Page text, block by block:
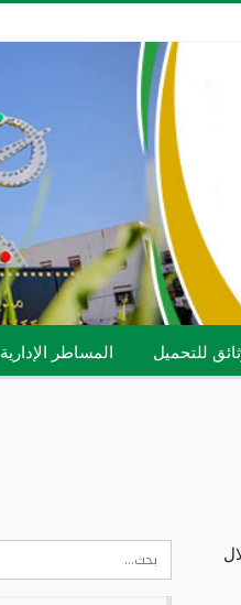
للتحميل المساطر الإدارية